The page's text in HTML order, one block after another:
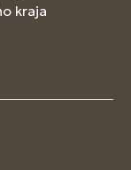
kraja